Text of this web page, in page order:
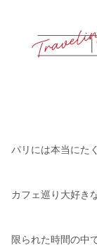
パリには本当にた
カフェ巡り大好き
限られた時間の中